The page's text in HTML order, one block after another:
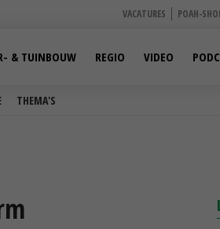
VACATURES POAH-
THEMA'S
& TUINBOUW REGIO VIDEO